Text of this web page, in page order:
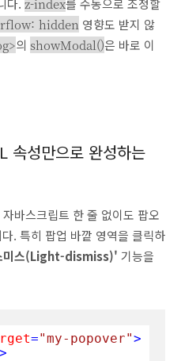
다. z-index를 수동으로 조정할
hidden 영향도 받지 않
의 showModal()은 바로 이
성만으로 완성하는
바스크립트 한 줄 없이도 팝오
. 특히 팝업 바깥 영역을 클릭하
미스(Light-dismiss)' 기능을
="my-popover">
>